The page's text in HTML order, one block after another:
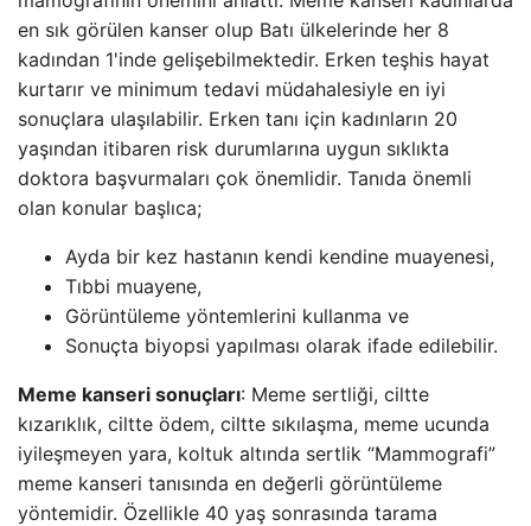
en sık görülen kanser olup Batı ülkelerinde her 8
kadından 1'inde gelişebilmektedir. Erken teşhis hayat
kurtarır ve minimum tedavi müdahalesiyle en iyi
sonuçlara ulaşılabilir. Erken tanı için kadınların 20
yaşından itibaren risk durumlarına uygun sıklıkta
doktora başvurmaları çok önemlidir. Tanıda önemli
olan konular başlıca;
Ayda bir kez hastanın kendi kendine muayenesi,
Tıbbi muayene,
Görüntüleme yöntemlerini kullanma ve
Sonuçta biyopsi yapılması olarak ifade edilebilir.
Meme kanseri sonuçları: Meme sertliği, ciltte
kızarıklık, ciltte ödem, ciltte sıkılaşma, meme ucunda
iyileşmeyen yara, koltuk altında sertlik “Mammografi”
meme kanseri tanısında en değerli görüntüleme
yöntemidir. Özellikle 40 yaş sonrasında tarama